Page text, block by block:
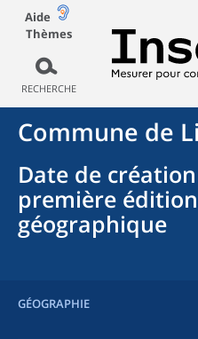
Aide
Thèmes
RECHERCHE
Commune de
Date de création
première
géographique
GÉOGRAPHIE